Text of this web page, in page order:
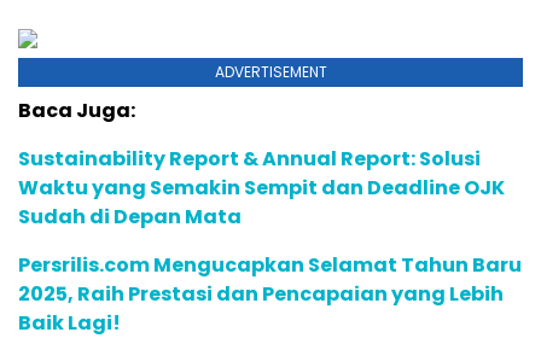
ADVERTISEMENT
Baca Juga:
Sustainability Report & Annual Report: Solusi
Waktu yang Semakin Sempit dan Deadline OJK
Sudah di Depan Mata
Persrilis.com Mengucapkan Selamat Tahun Baru
2025, Raih Prestasi dan Pencapaian yang Lebih
Baik Lagi!